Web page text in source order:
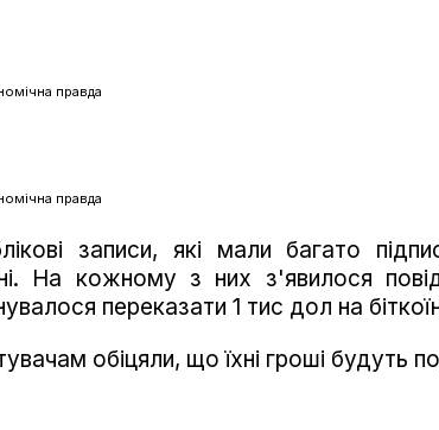
правда
правда
записи, які мали багато
На кожному з них з'явилося
переказати 1 тис дол на
обіцяли, що їхні гроші будуть